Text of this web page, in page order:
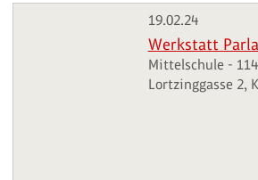
19.02.24
Werkstatt
Mittelschule -
Lortzinggasse 2,